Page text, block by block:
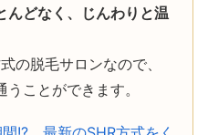
んどなく、じんわりと温
の脱毛サロンなので、
ことができます。